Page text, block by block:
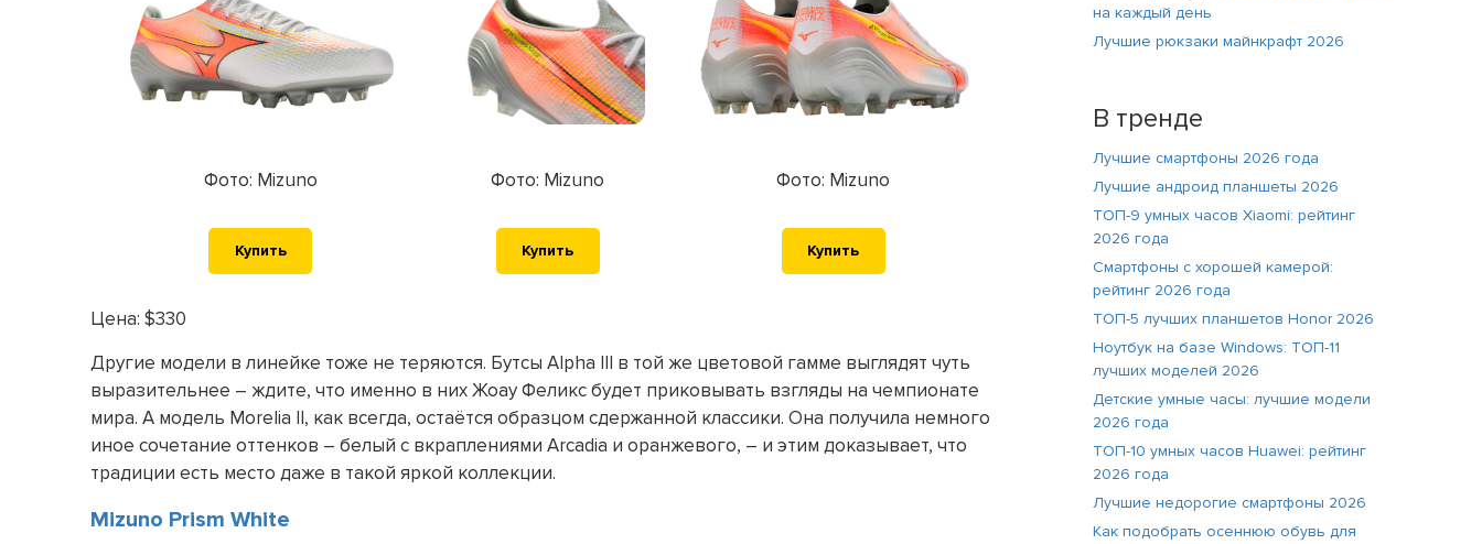
Фото: Mizuno Фото: Mizuno Фото: Mizuno
Купить Купить Купить
Цена: $330
Другие модели в линейке тоже не теряются. Бутсы Alpha III в той же цветовой гамме выглядят чуть
выразительнее – ждите, что именно в них Жоау Феликс будет приковывать взгляды на чемпионате
мира. А модель Morelia II, как всегда, остаётся образцом сдержанной классики. Она получила немного
иное сочетание оттенков – белый с вкраплениями Arcadia и оранжевого, – и этим доказывает, что
традиции есть место даже в такой яркой коллекции.
Mizuno Prism White
на каждый день
Лучшие рюкзаки майнкрафт 2026
В тренде
Лучшие смартфоны 2026 года
Лучшие андроид планшеты 2026
ТОП-9 умных часов Xiaomi: рейтинг
2026 года
Смартфоны с хорошей камерой:
рейтинг 2026 года
ТОП-5 лучших планшетов Honor 2026
Ноутбук на базе Windows: ТОП-11
лучших моделей 2026
Детские умные часы: лучшие модели
2026 года
ТОП-10 умных часов Huawei: рейтинг
2026 года
Лучшие недорогие смартфоны 2026
Как подобрать осеннюю обувь для